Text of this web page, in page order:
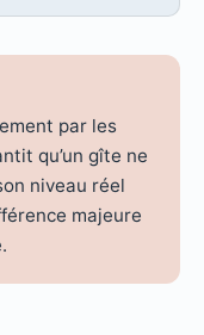
par les
qu’un gîte ne
niveau réel
majeure